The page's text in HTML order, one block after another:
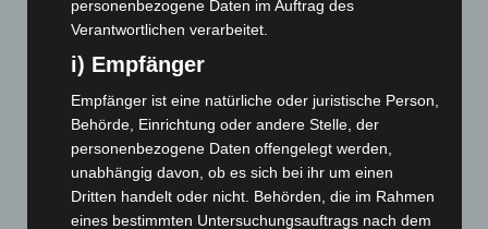
Juni 2025(103)
Mai 2025(112)
April 2025(88)
März 2025(111)
Februar 2025(96)
Januar 2025 (88)
Dezember 2024(89)
personenbezogene Daten im Auftrag des
Verantwortlichen verarbeitet.
i) Empfänger
Empfänger ist eine natürliche oder juristische Person,
Behörde, Einrichtung oder andere Stelle, der
personenbezogene Daten offengelegt werden,
unabhängig davon, ob es sich bei ihr um einen
Dritten handelt oder nicht. Behörden, die im Rahmen
eines bestimmten Untersuchungsauftrags nach dem